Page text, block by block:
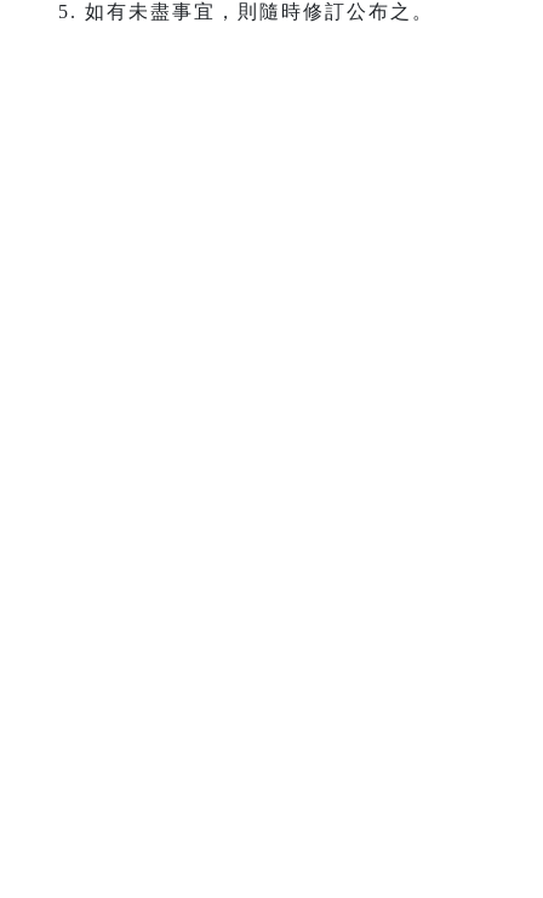
如有未盡事宜，則隨時修訂公布之。